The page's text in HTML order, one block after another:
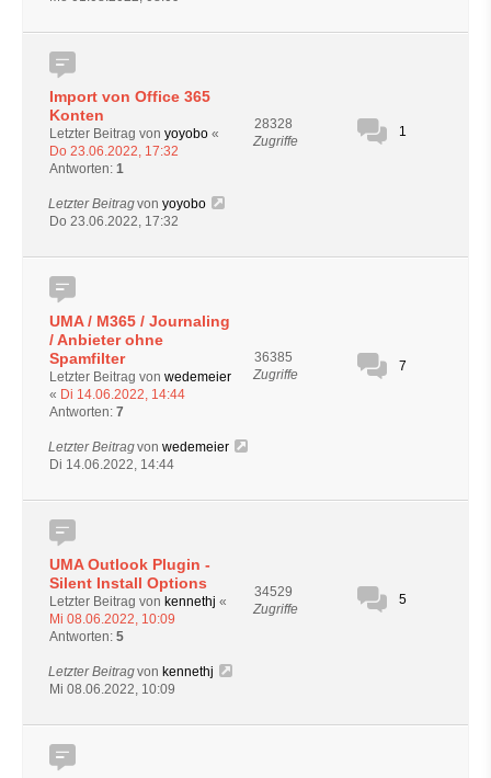
Import von Office 365
Konten
Letzter Beitrag von yoyobo «
Do 23.06.2022, 17:32
Antworten: 1
28328
Zugriffe
1
Letzter Beitragvon yoyobo
Do 23.06.2022, 17:32
UMA / M365 / Journaling
/ Anbieter ohne
Spamfilter
Letzter Beitrag von wedemeier
« Di 14.06.2022, 14:44
Antworten: 7
36385
Zugriffe
7
Letzter Beitragvon wedemeier
Di 14.06.2022, 14:44
UMA Outlook Plugin -
Silent Install Options
Letzter Beitrag von kennethj «
Mi 08.06.2022, 10:09
Antworten: 5
34529
Zugriffe
5
Letzter Beitragvon kennethj
Mi 08.06.2022, 10:09